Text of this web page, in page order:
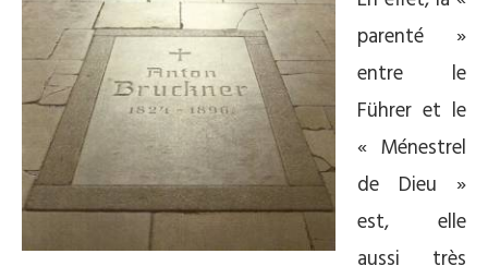
parenté »
entre le
Führer et le
« Ménestrel
de Dieu »
est, elle
aussi très